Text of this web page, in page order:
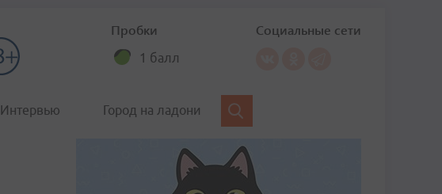
Пробки
1 балл
Социальные сети
Интервью Город на ладони